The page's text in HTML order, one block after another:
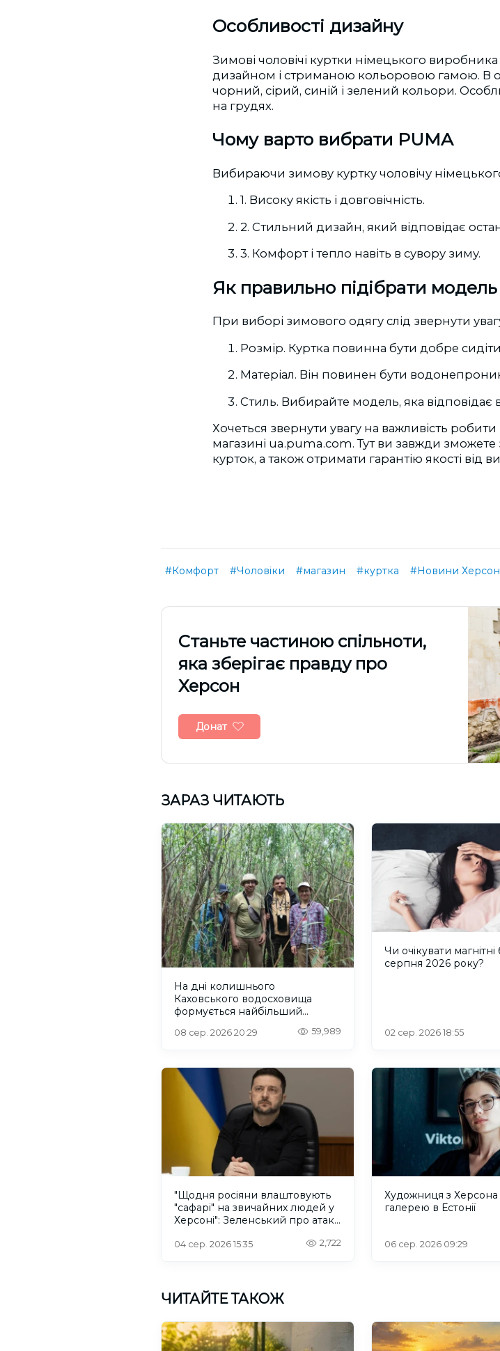
Особливості дизайну
Зимові чоловічі куртки німецького
дизайном і стриманою кольоровою гамою. В
чорний, сірий, синій і зелений кольори.
на грудях.
Чому варто вибрати PUMA
Вибираючи зимову куртку чоловічу
1. Високу якість і довговічність.
2. Стильний дизайн, який відповідає
3. Комфорт і тепло навіть в сувору зиму.
Як правильно підібрати модель
При виборі зимового одягу слід звернути
Розмір. Куртка повинна бути добре
Матеріал. Він повинен бути
Стиль. Вибирайте модель, яка відповідає
Хочеться звернути увагу на важливість
магазині ua.puma.com. Тут ви завжди
курток, а також отримати гарантію якості від
#Комфорт #Чоловіки #магазин #куртка #Новини
Cтаньте частиною спільноти,
яка зберігає правду про
Херсон
Донат
ЗАРАЗ ЧИТАЮТЬ
На дні колишнього
Каховського водосховища
формується найбільший
08 сер. 2026 20:29 59,989
Чи очікувати магнітні
серпня 2026 року?
02 сер. 2026 18:55
"Щодня росіяни влаштовують
"сафарі" на звичайних людей у
Херсоні": Зеленський про атаку
04 сер. 2026 15:35 2,722
Художниця з Херсона
галерею в Естонії
06 сер. 2026 09:29
ЧИТАЙТЕ ТАКОЖ